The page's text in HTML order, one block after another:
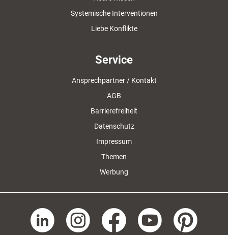
Systemische Interventionen
Liebe Konflikte
Service
Ansprechpartner / Kontakt
AGB
Barrierefreiheit
Datenschutz
Impressum
Themen
Werbung